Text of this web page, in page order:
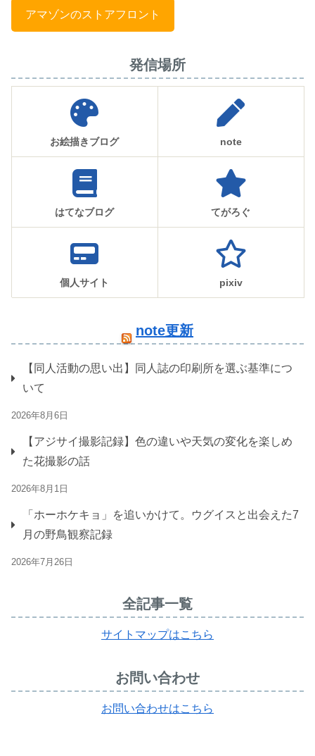
アマゾンのストアフロント
発信場所
お絵描きブログ note
はてなブログ てがろぐ
個人サイト pixiv
note更新
【同人活動の思い出】同人誌の印刷所を選ぶ基準につ
いて
2026年8月6日
【アジサイ撮影記録】色の違いや天気の変化を楽しめ
た花撮影の話
2026年8月1日
「ホーホケキョ」を追いかけて。ウグイスと出会えた7
月の野鳥観察記録
2026年7月26日
全記事一覧
サイトマップはこちら
お問い合わせ
お問い合わせはこちら